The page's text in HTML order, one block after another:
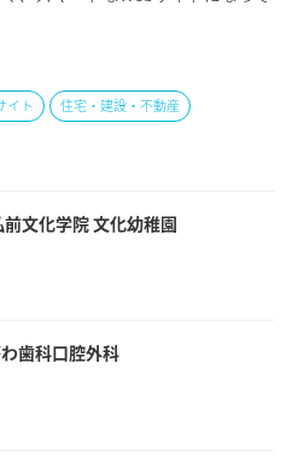
イト 住宅・建設・不動産
文化学院 文化幼稚園
歯科口腔外科